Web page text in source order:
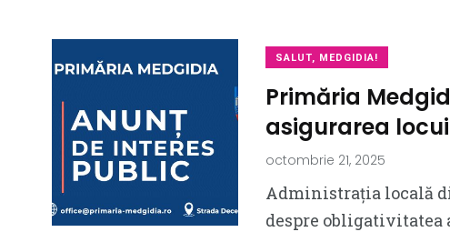
SALUT, MEDGIDIA!
Primăria
asigurarea
octombrie 21, 2025
Administrația locală
despre